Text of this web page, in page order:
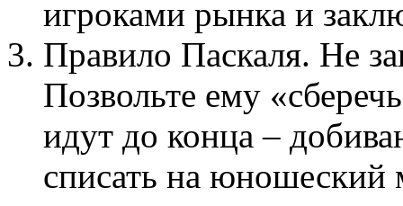
игроками рынка и
Правило Паскаля. Не
Позвольте ему
идут до конца –
списать на